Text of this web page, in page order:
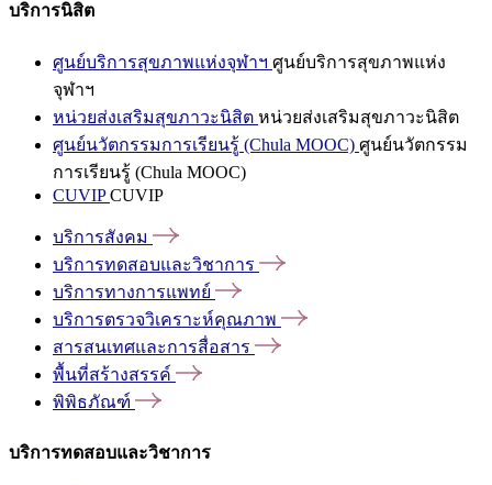
บริการนิสิต
ศูนย์บริการสุขภาพแห่งจุฬาฯ ศูนย์บริการสุขภาพแห่ง
จุฬาฯ
หน่วยส่งเสริมสุขภาวะนิสิต หน่วยส่งเสริมสุขภาวะนิสิต
ศูนย์นวัตกรรมการเรียนรู้ (Chula MOOC) ศูนย์นวัตกรรม
การเรียนรู้ (Chula MOOC)
CUVIPCUVIP
บริการสังคม
บริการทดสอบและวิชาการ
บริการทางการแพทย์
บริการตรวจวิเคราะห์คุณภาพ
สารสนเทศและการสื่อสาร
พื้นที่สร้างสรรค์
พิพิธภัณฑ์
บริการทดสอบและวิชาการ